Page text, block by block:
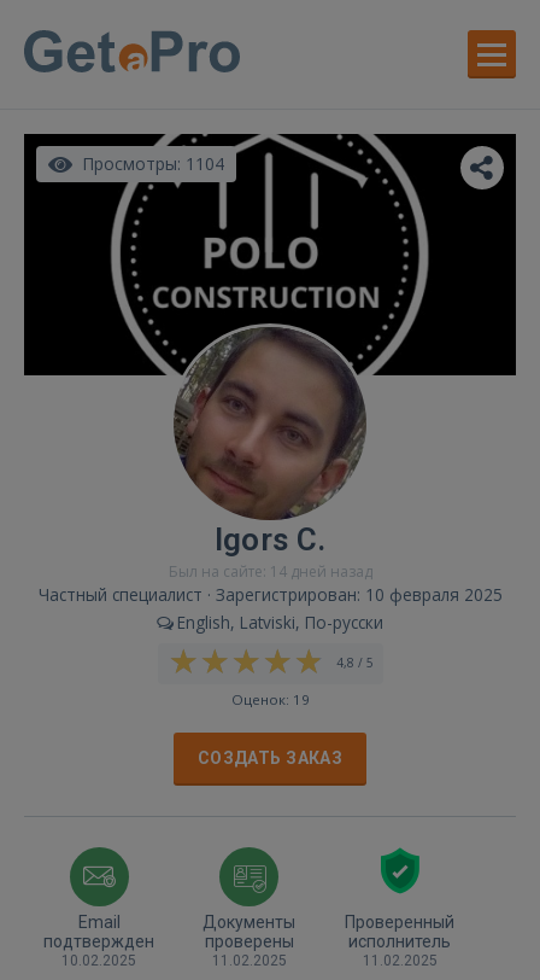
Просмотры: 1104
Igors C.
Был на сайте: 14 дней назад
Частный специалист · Зарегистрирован: 10 февраля 2025
English, Latviski, По-русски
4,8 / 5
Оценок: 19
СОЗДАТЬ ЗАКАЗ
Email
подтвержден
10.02.2025
Документы
проверены
11.02.2025
Проверенный
исполнитель
11.02.2025